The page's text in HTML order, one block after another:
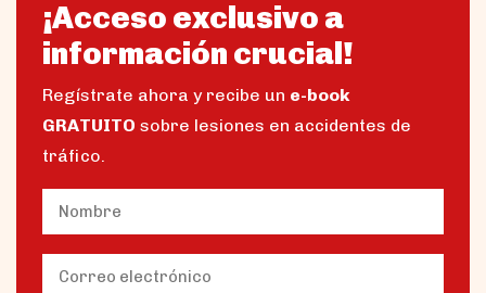
¡Acceso exclusivo a
información crucial!
Regístrate ahora y recibe un e-book
GRATUITO sobre lesiones en accidentes de
tráfico.
Name (Obligatorio)
Nombre
Email (Obligatorio)